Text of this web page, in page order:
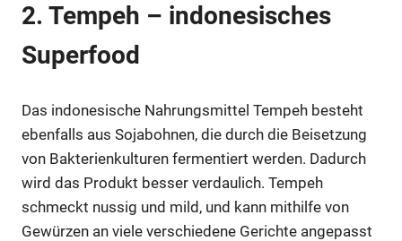
2. Tempeh – indonesisches
Superfood
Das indonesische Nahrungsmittel Tempeh besteht
ebenfalls aus Sojabohnen, die durch die Beisetzung
von Bakterienkulturen fermentiert werden. Dadurch
wird das Produkt besser verdaulich. Tempeh
schmeckt nussig und mild, und kann mithilfe von
Gewürzen an viele verschiedene Gerichte angepasst